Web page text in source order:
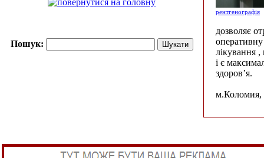
Пошук:
рентгенографія
дозволяє
лікування ,
і є
здоров’я.
м.Коломия,